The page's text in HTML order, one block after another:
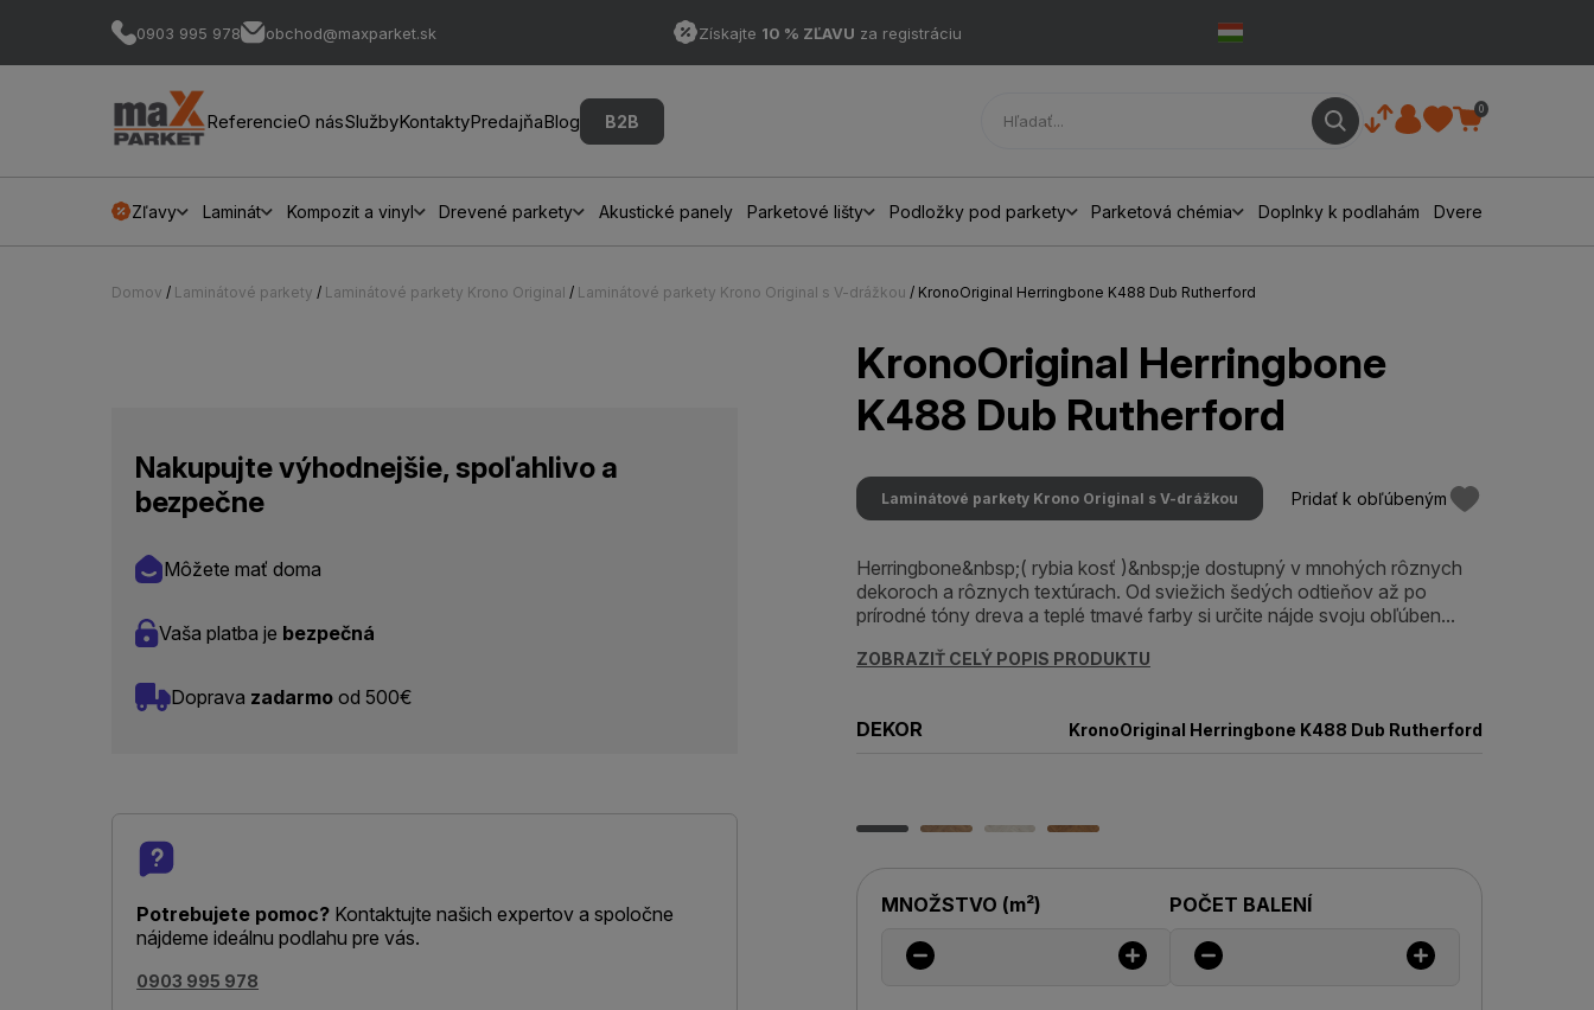
0903 995 978 obchod@maxparket.sk Získajte 10 % ZĽAVU za registráciu
ReferencieO násSlužbyKontaktyPredajňaBlog B2B
0
Zľavy Laminát Kompozit a vinyl Drevené parkety Akustické panely Parketové lišty Podložky pod parkety Parketová chémia Doplnky k podlahám Dvere
Domov / Laminátové parkety / Laminátové parkety Krono Original / Laminátové parkety Krono Original s V-drážkou / KronoOriginal Herringbone K488 Dub Rutherford
Nakupujte výhodnejšie, spoľahlivo a
bezpečne
Môžete mať doma
Vaša platba je bezpečná
Doprava zadarmo od 500€
Potrebujete pomoc? Kontaktujte našich expertov a spoločne
nájdeme ideálnu podlahu pre vás.
0903 995 978
KronoOriginal Herringbone
K488 Dub Rutherford
Laminátové parkety Krono Original s V-drážkou Pridať k obľúbeným
Herringbone&nbsp;( rybia kosť )&nbsp;je dostupný v mnohých rôznych
dekoroch a rôznych textúrach. Od sviežich šedých odtieňov až po
prírodné tóny dreva a teplé tmavé farby si určite nájde svoju obľúben...
ZOBRAZIŤ CELÝ POPIS PRODUKTU
DEKOR KronoOriginal Herringbone K488 Dub Rutherford
MNOŽSTVO (m²) POČET BALENÍ